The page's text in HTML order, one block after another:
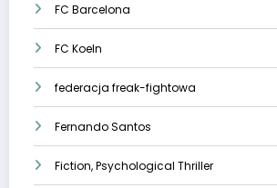
FC Barcelona
FC Koeln
federacja freak-fightowa
Fernando Santos
Fiction, Psychological Thriller